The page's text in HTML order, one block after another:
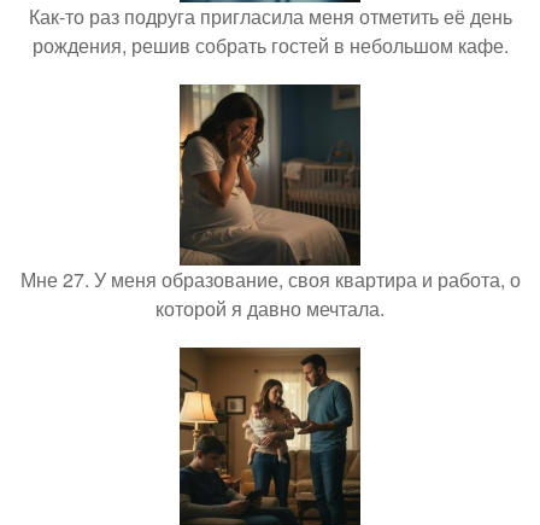
Как-то раз подруга пригласила меня отметить её день
рождения, решив собрать гостей в небольшом кафе.
Мне 27. У меня образование, своя квартира и работа, о
которой я давно мечтала.